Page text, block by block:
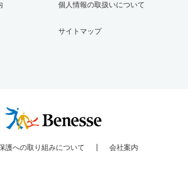
個人情報の取扱いについて
サイトマップ
護への取り組みについて 会社案内